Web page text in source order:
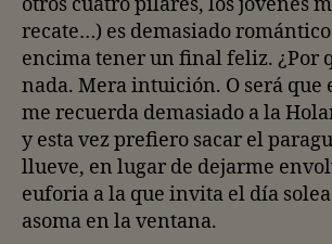
recate…) es demasiado
encima tener un final feliz. ¿Por
nada. Mera intuición. O será que
me recuerda demasiado a la
y esta vez prefiero sacar el
llueve, en lugar de dejarme
euforia a la que invita el día
asoma en la ventana.